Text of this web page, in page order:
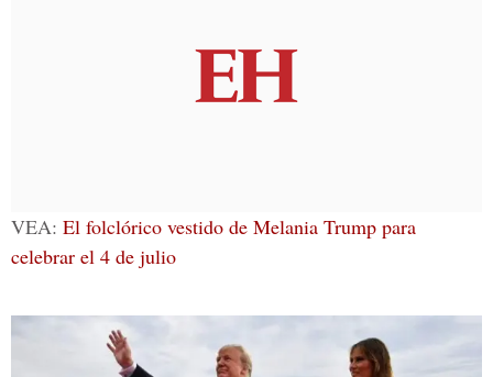
VEA: El folclórico vestido de Melania Trump para
celebrar el 4 de julio